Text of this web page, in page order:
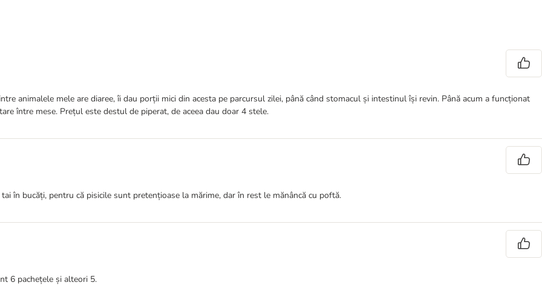
animalele mele are diaree, îi dau porții mici din acesta pe parcursul zilei, până când stomacul și intestinul își revin. Până acum a funcționat
între mese. Prețul este destul de piperat, de aceea dau doar 4 stele.
în bucăți, pentru că pisicile sunt pretențioase la mărime, dar în rest le mănâncă cu poftă.
6 pachețele și alteori 5.